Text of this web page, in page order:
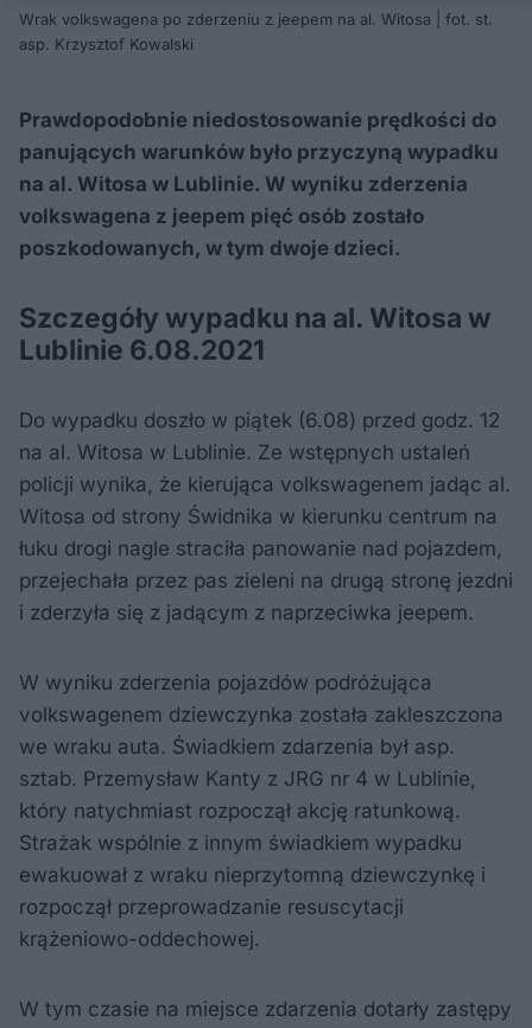
Wrak volkswagena po zderzeniu z jeepem na al. Witosa | fot. st.
asp. Krzysztof Kowalski
Prawdopodobnie niedostosowanie prędkości do
panujących warunków było przyczyną wypadku
na al. Witosa w Lublinie. W wyniku zderzenia
volkswagena z jeepem pięć osób zostało
poszkodowanych, w tym dwoje dzieci.
Szczegóły wypadku na al. Witosa w
Lublinie 6.08.2021
Do wypadku doszło w piątek (6.08) przed godz. 12
na al. Witosa w Lublinie. Ze wstępnych ustaleń
policji wynika, że kierująca volkswagenem jadąc al.
Witosa od strony Świdnika w kierunku centrum na
łuku drogi nagle straciła panowanie nad pojazdem,
przejechała przez pas zieleni na drugą stronę jezdni
i zderzyła się z jadącym z naprzeciwka jeepem.
W wyniku zderzenia pojazdów podróżująca
volkswagenem dziewczynka została zakleszczona
we wraku auta. Świadkiem zdarzenia był asp.
sztab. Przemysław Kanty z JRG nr 4 w Lublinie,
który natychmiast rozpoczął akcję ratunkową.
Strażak wspólnie z innym świadkiem wypadku
ewakuował z wraku nieprzytomną dziewczynkę i
rozpoczął przeprowadzanie resuscytacji
krążeniowo-oddechowej.
W tym czasie na miejsce zdarzenia dotarły zastępy